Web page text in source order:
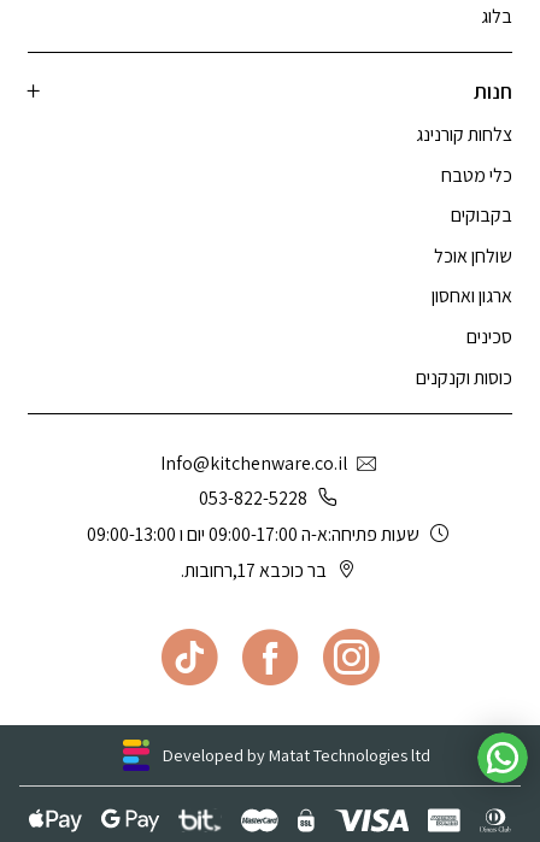
בלוג
חנות
צלחות קורנינג
כלי מטבח
בקבוקים
שולחן אוכל
ארגון ואחסון
סכינים
כוסות וקנקנים
Info@kitchenware.co.il
053-822-5228
שעות פתיחה:א-ה 09:00-17:00 יום ו 09:00-13:00
בר כוכבא 17,רחובות.
Developed by Matat Technologies ltd